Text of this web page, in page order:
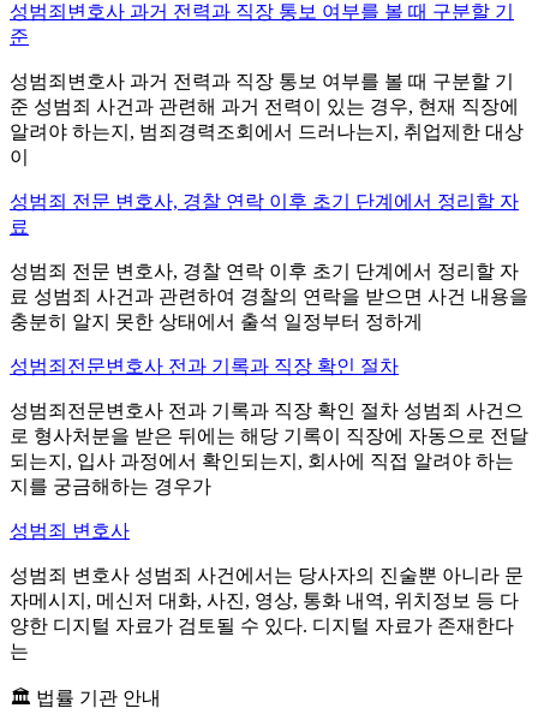
성범죄변호사 과거 전력과 직장 통보 여부를 볼 때 구분할 기
준
성범죄변호사 과거 전력과 직장 통보 여부를 볼 때 구분할 기
준 성범죄 사건과 관련해 과거 전력이 있는 경우, 현재 직장에
알려야 하는지, 범죄경력조회에서 드러나는지, 취업제한 대상
이
성범죄 전문 변호사, 경찰 연락 이후 초기 단계에서 정리할 자
료
성범죄 전문 변호사, 경찰 연락 이후 초기 단계에서 정리할 자
료 성범죄 사건과 관련하여 경찰의 연락을 받으면 사건 내용을
충분히 알지 못한 상태에서 출석 일정부터 정하게
성범죄전문변호사 전과 기록과 직장 확인 절차
성범죄전문변호사 전과 기록과 직장 확인 절차 성범죄 사건으
로 형사처분을 받은 뒤에는 해당 기록이 직장에 자동으로 전달
되는지, 입사 과정에서 확인되는지, 회사에 직접 알려야 하는
지를 궁금해하는 경우가
성범죄 변호사
성범죄 변호사 성범죄 사건에서는 당사자의 진술뿐 아니라 문
자메시지, 메신저 대화, 사진, 영상, 통화 내역, 위치정보 등 다
양한 디지털 자료가 검토될 수 있다. 디지털 자료가 존재한다
는
🏛️ 법률 기관 안내